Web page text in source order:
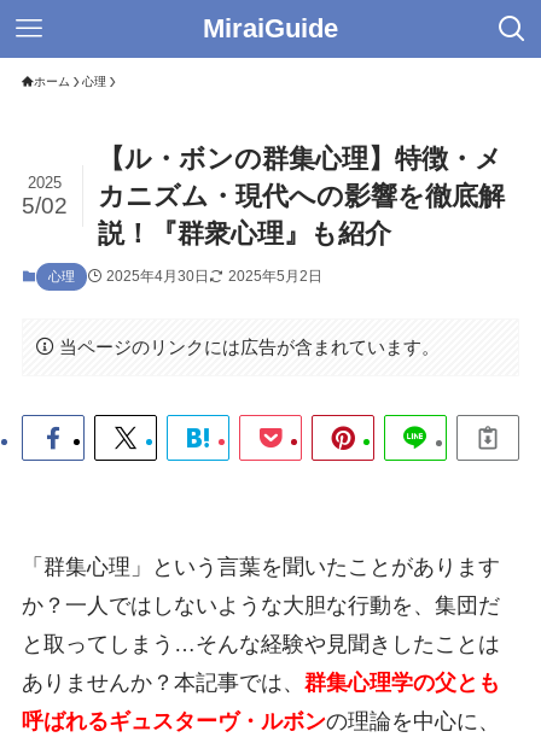
MiraiGuide
ホーム 心理
【ル・ボンの群集心理】特徴・メ
カニズム・現代への影響を徹底解
説！『群衆心理』も紹介
2025
5/02
心理 2025年4月30日 2025年5月2日
当ページのリンクには広告が含まれています。
「群集心理」という言葉を聞いたことがあります
か？一人ではしないような大胆な行動を、集団だ
と取ってしまう…そんな経験や見聞きしたことは
ありませんか？本記事では、 群集心理学の父とも
呼ばれるギュスターヴ・ルボンの理論を中心に、